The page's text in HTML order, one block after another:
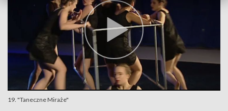
19. "Taneczne Miraże"